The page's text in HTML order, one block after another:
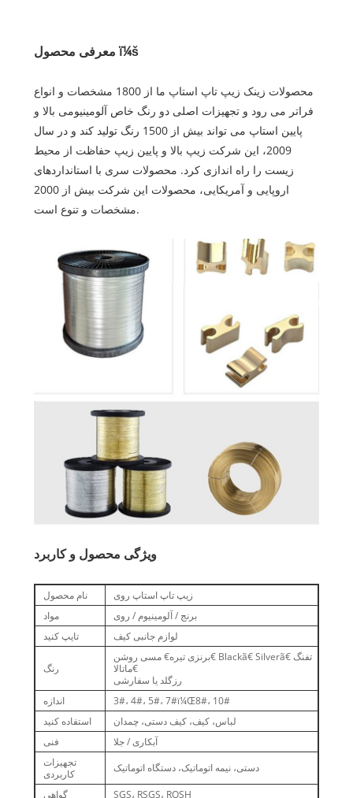
معرفی محصول ï¼š
محصولات زینک زیپ تاپ استاپ ما از 1800 مشخصات و انواع
فراتر می رود و تجهیزات اصلی دو رنگ خاص آلومینیومی بالا و
پایین استاپ می تواند بیش از 1500 رنگ تولید کند و در سال
2009، این شرکت زیپ بالا و پایین زیپ حفاظت از محیط
زیست را راه اندازی کرد. محصولات سری با استانداردهای
اروپایی و آمریکایی، محصولات این شرکت بیش از 2000
مشخصات و تنوع است.
ویژگی محصول و کاربرد
نام محصول
زیپ تاپ استاپ روی
مواد
برنج / آلومینیوم / روی
تایپ کنید
لوازم جانبی کیف
رنگ
برنزی تیره€ مسی روشن€ Blackã€ Silverã€ تفنگ
ماتالا€
رزگلد یا سفارشی
اندازه
3#، 4#، 5#، 7#ï¼Œ8#، 10#
استفاده کنید
لباس، کیف، کیف دستی، چمدان
فنی
آبکاری / جلا
تجهیزات
کاربردی
دستی، نیمه اتوماتیک، دستگاه اتوماتیک
گواهی
SGS، RSGS، ROSH